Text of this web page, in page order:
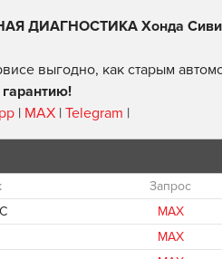
ДИАГНОСТИКА Хонда
выгодно, как старым
| MAX | Telegram |
Запрос
MAX
MAX